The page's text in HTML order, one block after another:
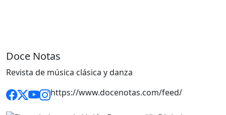
Doce Notas
Revista de música clásica y danza
https://www.docenotas.com/feed/